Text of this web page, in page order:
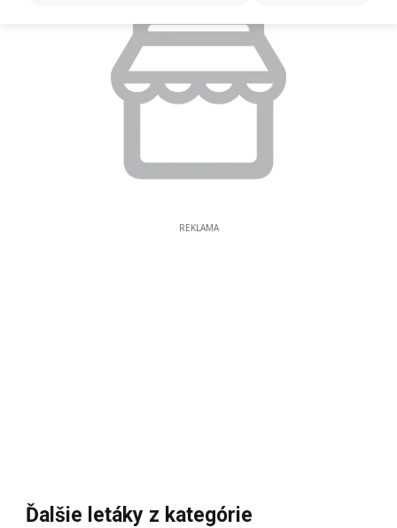
REKLAMA
Ďalšie letáky z kategórie